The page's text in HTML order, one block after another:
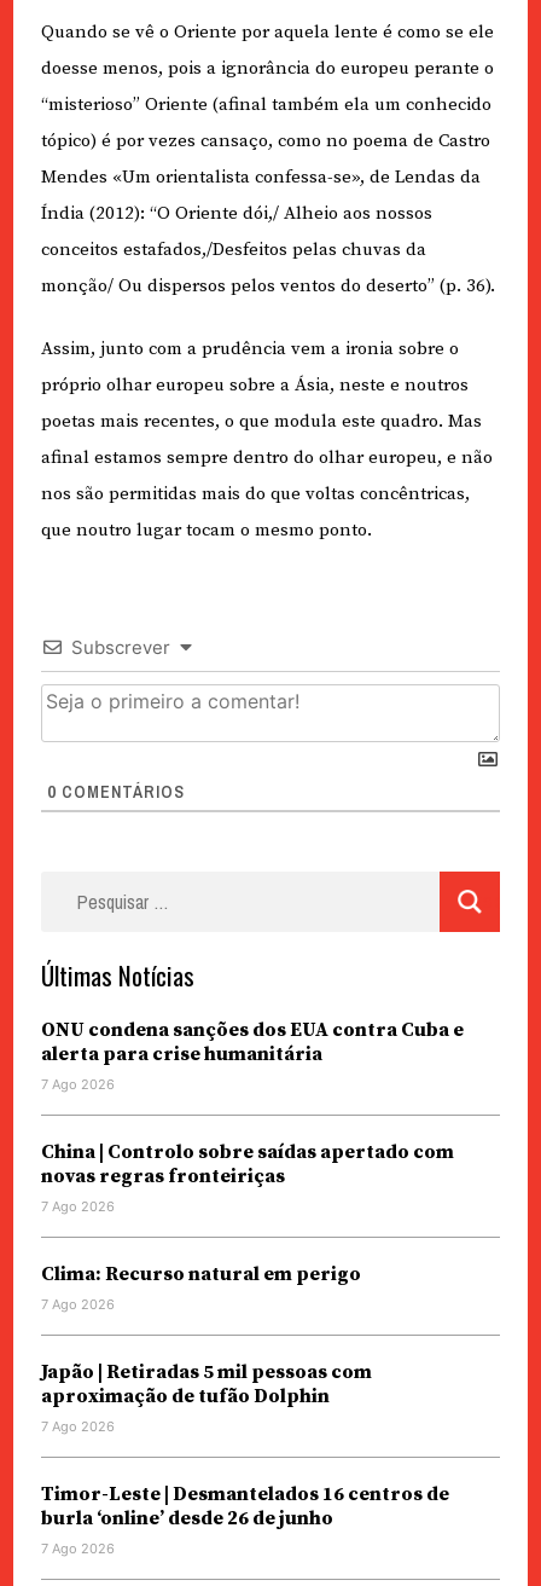
Quando se vê o Oriente por aquela lente é como se ele
doesse menos, pois a ignorância do europeu perante o
“misterioso” Oriente (afinal também ela um conhecido
tópico) é por vezes cansaço, como no poema de Castro
Mendes «Um orientalista confessa-se», de Lendas da
Índia (2012): “O Oriente dói,/ Alheio aos nossos
conceitos estafados,/Desfeitos pelas chuvas da
monção/ Ou dispersos pelos ventos do deserto” (p. 36).
Assim, junto com a prudência vem a ironia sobre o
próprio olhar europeu sobre a Ásia, neste e noutros
poetas mais recentes, o que modula este quadro. Mas
afinal estamos sempre dentro do olhar europeu, e não
nos são permitidas mais do que voltas concêntricas,
que noutro lugar tocam o mesmo ponto.
Subscrever
0 COMENTÁRIOS
Últimas Notícias
ONU condena sanções dos EUA contra Cuba e
alerta para crise humanitária
7 Ago 2026
China | Controlo sobre saídas apertado com
novas regras fronteiriças
7 Ago 2026
Clima: Recurso natural em perigo
7 Ago 2026
Japão | Retiradas 5 mil pessoas com
aproximação de tufão Dolphin
7 Ago 2026
Timor-Leste | Desmantelados 16 centros de
burla ‘online’ desde 26 de junho
7 Ago 2026